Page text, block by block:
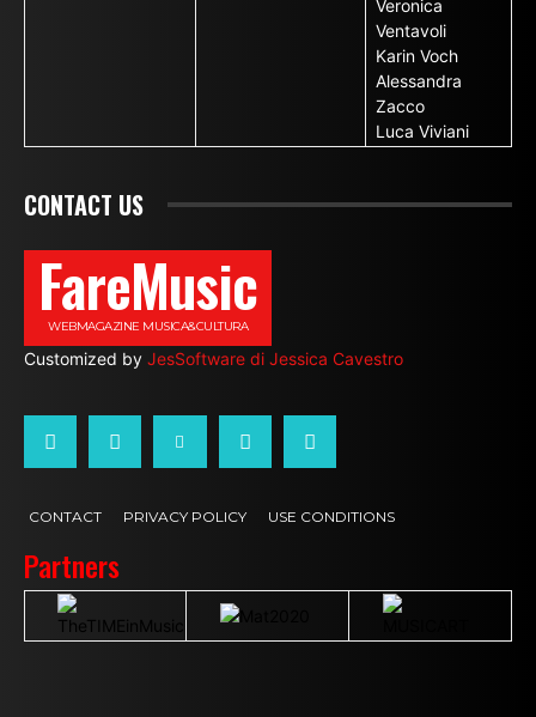
Veronica
Ventavoli
Karin Voch
Alessandra
Zacco
Luca Viviani
CONTACT US
FareMusic
WEBMAGAZINE MUSICA&CULTURA
Customized by JesSoftware di Jessica Cavestro
CONTACT PRIVACY POLICY USE CONDITIONS
Partners